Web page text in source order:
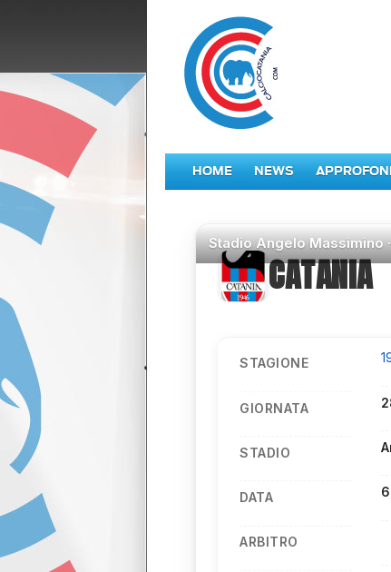
HOME NEWS
StadioAngelo Massimino
CATANIA
STAGIONE
GIORNATA
STADIO
DATA
ARBITRO